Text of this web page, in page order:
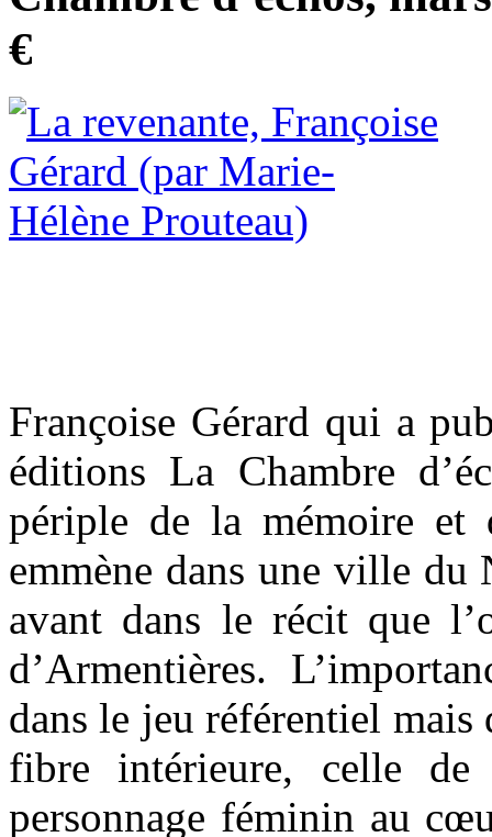
€
Françoise Gérard qui a
éditions La Chambre
périple de la mémoire et
emmène dans une ville du
avant dans le récit que
d’Armentières.
dans le jeu référentiel mais
fibre intérieure, celle
personnage féminin au